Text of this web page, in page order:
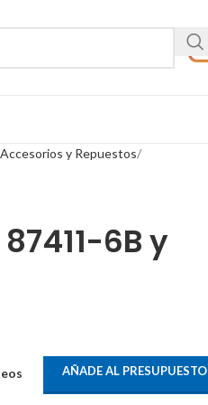
Accesorios y Repuestos
6B y
AÑADE AL PRESUPUESTO